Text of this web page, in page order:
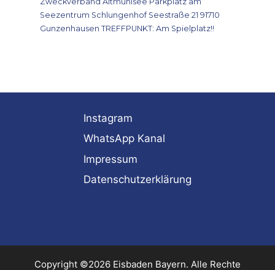
Seezentrum Schlungenhof Seestraße 21 91710
Gunzenhausen TREFFPUNKT: Am Spielplatz!!
Instagram
WhatsApp Kanal
Impressum
Datenschutzerklärung
Copyright ©2026 Eisbaden Bayern. Alle Rechte